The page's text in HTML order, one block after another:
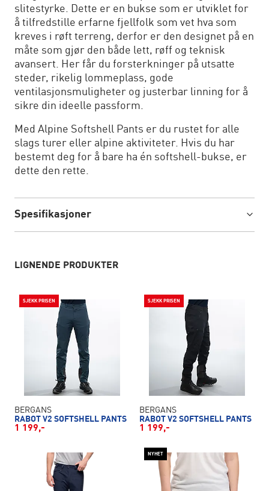
slitestyrke. Dette er en bukse som er utviklet for
å tilfredstille erfarne fjellfolk som vet hva som
kreves i røft terreng, derfor er den designet på en
måte som gjør den både lett, røff og teknisk
avansert. Her får du forsterkninger på utsatte
steder, rikelig lommeplass, gode
ventilasjonsmuligheter og justerbar linning for å
sikre din ideelle passform.
Med Alpine Softshell Pants er du rustet for alle
slags turer eller alpine aktiviteter. Hvis du har
bestemt deg for å bare ha én softshell-bukse, er
dette den rette.
Spesifikasjoner
LIGNENDE PRODUKTER
SJEKK PRISEN
BERGANS
RABOT V2 SOFTSHELL PANTS
1 199,-
SJEKK PRISEN
BERGANS
RABOT V2 SOFTSHELL PANTS
1 199,-
NYHET